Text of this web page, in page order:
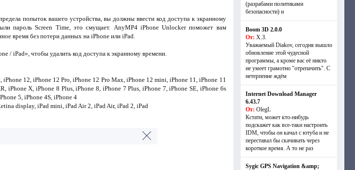
попыток вашего устройства, вы должны ввести код доступа к экранному
пароль Screen Time, это смущает. AnyMP4 iPhone Unlocker поможет вам
время без потери данных на iPhone или iPad.
iPad», чтобы удалить код доступа к экранному времени.
12, iPhone 12 Pro, iPhone 12 Pro Max, iPhone 12 mini, iPhone 11, iPhone 11
iPhone X, iPhone 8 Plus, iPhone 8, iPhone 7 Plus, iPhone 7, iPhone SE, iPhone 6s
5, iPhone 4S, iPhone 4
display, iPad mini, iPad Air 2, iPad Air, iPad 2, iPad
(разрабами политиками
безопасности) и
Boom 3D 2.0.0
От: Х.З.
Уважаемый Diakov, сегодня вышло
обновление этой чудесной
программы, а кроме вас её никто
не умеет грамотно "отрепачить". С
нетерпение ждём
Internet Download Manager
6.43.7
От: OlegL
Кстати, может кто-нибудь
подскажет как все-таки настроить
IDM, чтобы он качал с ютуба и не
переставал бы скачивать через
короткое время. А то не раз
Sygic GPS Navigation &amp;